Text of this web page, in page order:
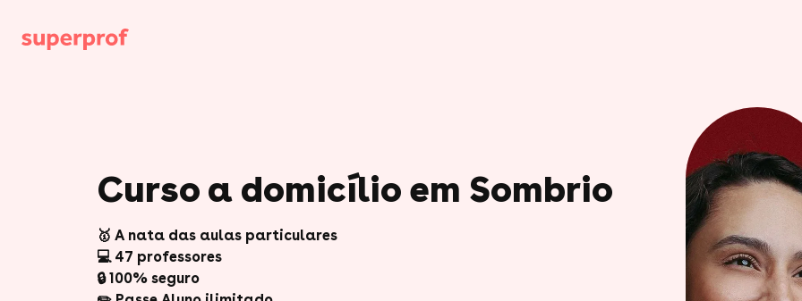
Curso a domicílio em Sombrio
🥇 A nata das aulas particulares
💻 47 professores
🔒 100% seguro